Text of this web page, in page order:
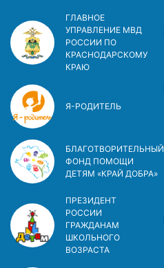
ГЛАВНОЕ
УПРАВЛЕНИЕ МВД
РОССИИ ПО
КРАСНОДАРСКОМУ
КРАЮ
Я-РОДИТЕЛЬ
БЛАГОТВОРИТЕЛЬНЫЙ
ФОНД ПОМОЩИ
ДЕТЯМ «КРАЙ ДОБРА»
ПРЕЗИДЕНТ
РОССИИ
ГРАЖДАНАМ
ШКОЛЬНОГО
ВОЗРАСТА